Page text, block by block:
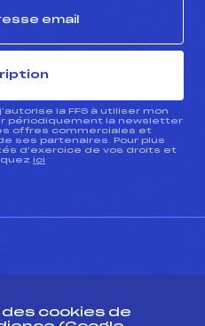
la FFS à utiliser mon
périodiquement la newsletter
offres commerciales et
ses partenaires. Pour plus
d’exercice de vos droits et
ici
des cookies de